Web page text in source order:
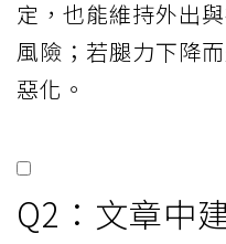
定，也能維持外出
風險；若腿力下降
惡化。
Q2：文章中